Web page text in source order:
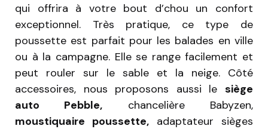
qui offrira à votre bout d’chou un confort
exceptionnel. Très pratique, ce type de
poussette est parfait pour les balades en ville
ou à la campagne. Elle se range facilement et
peut rouler sur le sable et la neige. Côté
accessoires, nous proposons aussi le siège
auto Pebble, chancelière Babyzen,
moustiquaire poussette, adaptateur sièges